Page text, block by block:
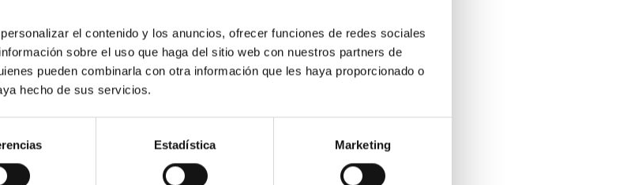
el contenido y los anuncios, ofrecer funciones de redes sociales
sobre el uso que haga del sitio web con nuestros partners de
pueden combinarla con otra información que les haya proporcionado o
hecho de sus servicios.
Estadística Marketing
Kilómetros
Combustible
(Elige una o varias opciones)
/mes